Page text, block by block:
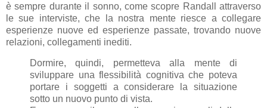
è sempre durante il sonno, come scopre Randall attraverso
le sue interviste, che la nostra mente riesce a collegare
esperienze nuove ed esperienze passate, trovando nuove
relazioni, collegamenti inediti.
Dormire, quindi, permetteva alla mente di
sviluppare una flessibilità cognitiva che poteva
portare i soggetti a considerare la situazione
sotto un nuovo punto di vista.